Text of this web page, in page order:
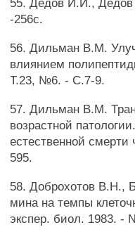
55. Дедов И.И.,
-256с.
56. Дильман В.М.
влиянием
Т.23, №6. - С.7-9.
57. Дильман В.М.
возрастной
естественной
595.
58. Доброхотов В.Н.,
мина на темпы
экспер. биол. 1983. -